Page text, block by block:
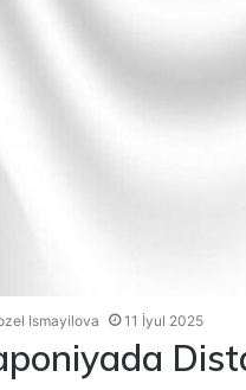
Ismayilova 11 İyul 2025